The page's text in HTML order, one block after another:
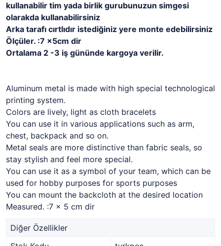
kullanabilir tim yada birlik gurubunuzun simgesi
olarakda kullanabilirsiniz
Arka tarafı cırtlıdır istediğiniz yere monte edebilirsiniz
Ölçüler. :7 x5cm dir
Ortalama 2 -3 iş gününde kargoya verilir.
Aluminum metal is made with high special technological
printing system.
Colors are lively, light as cloth bracelets
You can use it in various applications such as arm,
chest, backpack and so on.
Metal seals are more distinctive than fabric seals, so
stay stylish and feel more special.
You can use it as a symbol of your team, which can be
used for hobby purposes for sports purposes
You can mount the backcloth at the desired location
Measured. :7 x 5 cm dir
Diğer Özellikler